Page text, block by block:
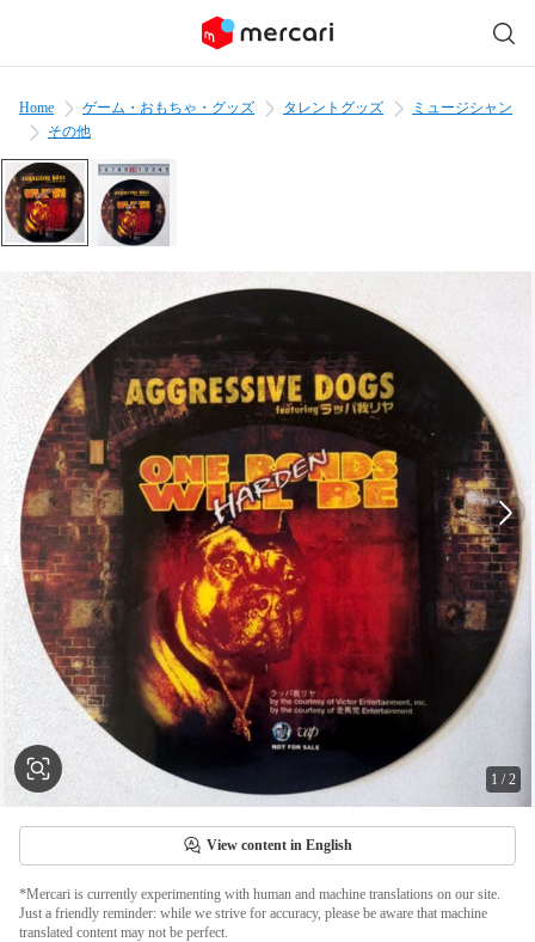
Home ゲーム・おもちゃ・グッズ タレントグッズ
ミュージシャン
その他
1 /2
View content in English
*Mercari is currently experimenting with human and machine translations on our site.
Just a friendly reminder: while we strive for accuracy, please be aware that machine
translated content may not be perfect.